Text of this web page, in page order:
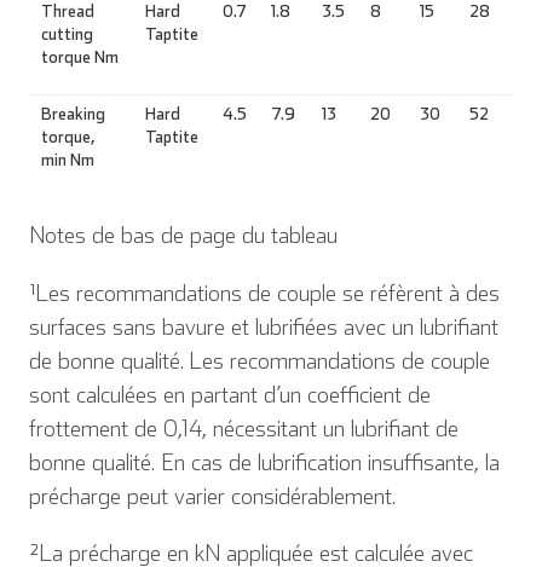
Thread
cutting
torque Nm
Hard
Taptite
0.7 1.8 3.5 8 15 28
Breaking
torque,
min Nm
Hard
Taptite
4.5 7.9 13 20 30 52
Notes de bas de page du tableau
¹Les recommandations de couple se réfèrent à des
surfaces sans bavure et lubrifiées avec un lubrifiant
de bonne qualité. Les recommandations de couple
sont calculées en partant d’un coefficient de
frottement de 0,14, nécessitant un lubrifiant de
bonne qualité. En cas de lubrification insuffisante, la
précharge peut varier considérablement.
²La précharge en kN appliquée est calculée avec